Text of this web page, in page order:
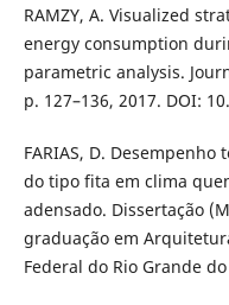
RAMZY, A. Visualized
energy consumption
parametric analysis.
p. 127–136, 2017. DOI:
FARIAS, D.
do tipo fita em clima
adensado. Dissertação
graduação em
Federal do Rio Grande